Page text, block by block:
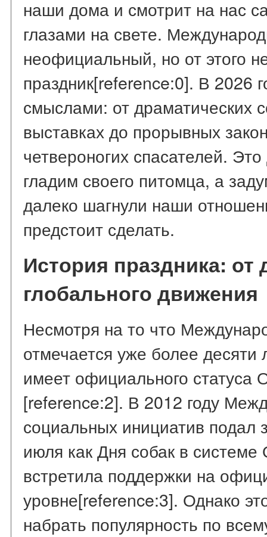
наши дома и смотрит на нас
глазами на свете.
неофициальный, но от этого
праздник[reference:0]. В 2026
смыслами: от драматических
выставках до прорывных
четвероногих спасателей.
гладим своего питомца, а
далеко шагнули наши
предстоит сделать.
История праздника:
глобального движения
Несмотря на то что
отмечается уже более десяти
имеет официального
[reference:2]. В 2012 году
социальных инициатив подал
июля как Дня собак в
встретила поддержки на
уровне[reference:3]. Однако
набрать популярность по